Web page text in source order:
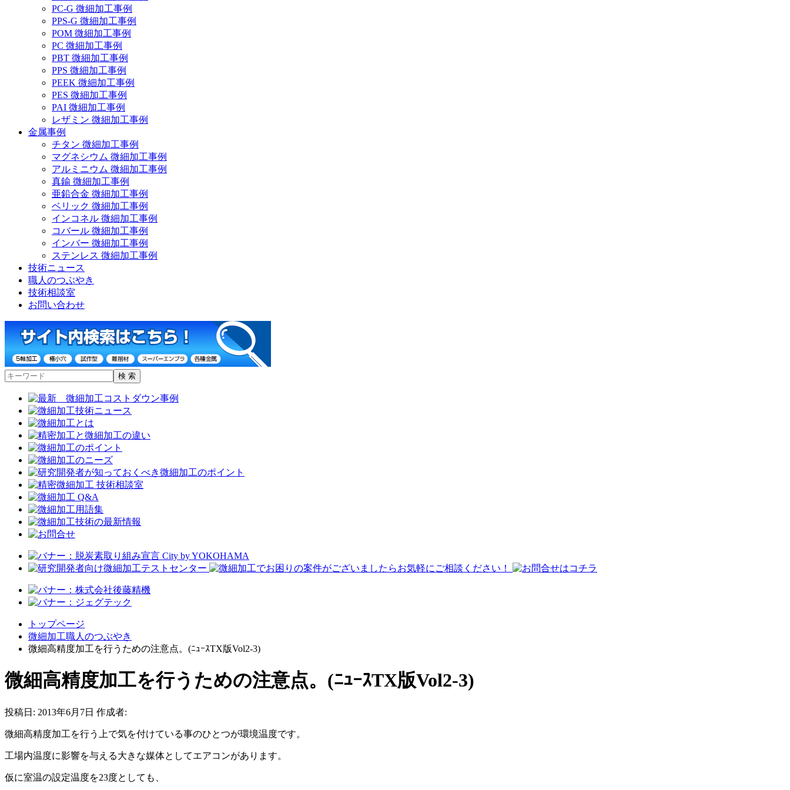
PC-G 微細加工事例
PPS-G 微細加工事例
POM 微細加工事例
PC 微細加工事例
PBT 微細加工事例
PPS 微細加工事例
PEEK 微細加工事例
PES 微細加工事例
PAI 微細加工事例
レザミン 微細加工事例
金属事例
チタン 微細加工事例
マグネシウム 微細加工事例
アルミニウム 微細加工事例
真鍮 微細加工事例
亜鉛合金 微細加工事例
ベリック 微細加工事例
インコネル 微細加工事例
コバール 微細加工事例
インバー 微細加工事例
ステンレス 微細加工事例
技術ニュース
職人のつぶやき
技術相談室
お問い合わせ
トップページ
微細加工職人のつぶやき
微細高精度加工を行うための注意点。(ﾆｭｰｽTX版Vol2-3)
微細高精度加工を行うための注意点。(ﾆｭｰｽTX版Vol2-3)
投稿日: 2013年6月7日 作成者:
微細高精度加工を行う上で気を付けている事のひとつが環境温度です。
工場内温度に影響を与える大きな媒体としてエアコンがあります。
仮に室温の設定温度を23度としても、